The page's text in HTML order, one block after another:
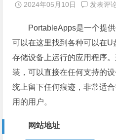
2024年05月10日 发表评
PortableApps是一个提
可以在这里找到各种可以在
存储设备上运行的应用程序
装，可以直接在任何支持的
统上留下任何痕迹，非常适
用的用户。
网站地址